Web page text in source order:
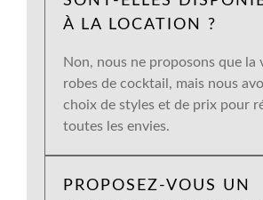
À LA LOCATION ?
Non, nous ne proposons que la
robes de cocktail, mais nous
choix de styles et de prix pour
toutes les envies.
PROPOSEZ-VOUS UN